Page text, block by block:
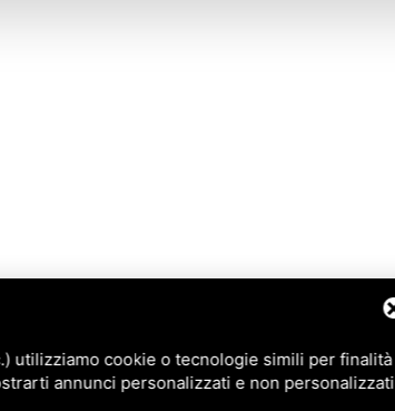
utilizziamo cookie o tecnologie simili per finalità
annunci personalizzati e non personalizzati